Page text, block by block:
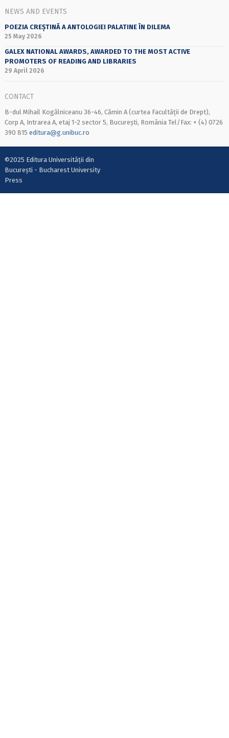
NEWS AND EVENTS
POEZIA CREȘTINĂ A ANTOLOGIEI PALATINE ÎN DILEMA
25 May 2026
GALEX NATIONAL AWARDS, AWARDED TO THE MOST ACTIVE
PROMOTERS OF READING AND LIBRARIES
29 April 2026
CONTACT
B-dul Mihail Kogălniceanu 36-46, Cămin A (curtea Facultății de Drept),
Corp A, Intrarea A, etaj 1-2 sector 5, București, România Tel/Fax: + (4) 0726
390 815 editura@g.unibuc.ro
©2025 Editura Universității din
București - Bucharest University
Press